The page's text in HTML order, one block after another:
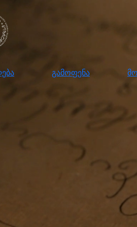
გამოფენა